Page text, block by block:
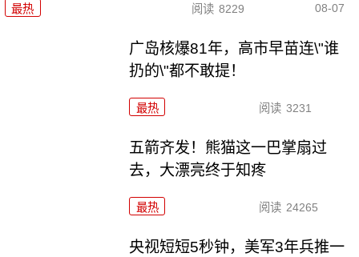
最热 阅读 8229 08-07
广岛核爆81年，高市早苗连\"谁
扔的\"都不敢提！
最热 阅读 3231
五箭齐发！熊猫这一巴掌扇过
去，大漂亮终于知疼
最热 阅读 24265
央视短短5秒钟，美军3年兵推一